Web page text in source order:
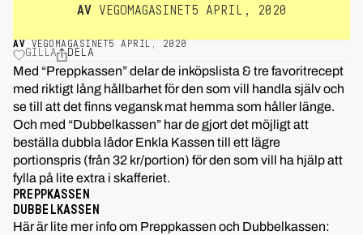
AV VEGOMAGASINET 5 APRIL, 2020
AV VEGOMAGASINET5 APRIL, 2020
GILLA DELA
Med “Preppkassen” delar de inköpslista & tre favoritrecept
med riktigt lång hållbarhet för den som vill handla själv och
se till att det finns vegansk mat hemma som håller länge.
Och med “Dubbelkassen” har de gjort det möjligt att
beställa dubbla lådor Enkla Kassen till ett lägre
portionspris (från 32 kr/portion) för den som vill ha hjälp att
fylla på lite extra i skafferiet.
PREPPKASSEN
DUBBELKASSEN
Här är lite mer info om Preppkassen och Dubbelkassen: